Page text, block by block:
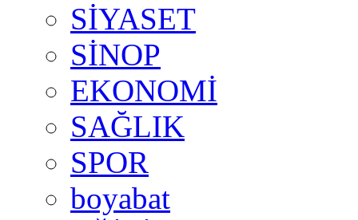
SİYASET
SİNOP
EKONOMİ
SAĞLIK
SPOR
boyabat